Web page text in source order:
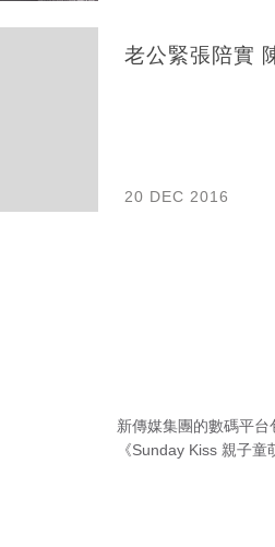
老公緊張陪實
20 DEC 2016
新傳媒集團的數碼平
《Sunday Kiss 親子童